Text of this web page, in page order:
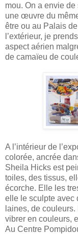
mou. On a envie
une œuvre du
être ou au Palais
l’extérieur, je
aspect aérien
de camaïeu de
A l’intérieur de
colorée, ancrée
Sheila Hicks est
toiles, des tissus,
écorche. Elle les
elle le sculpte avec
laines, de
vibrer en couleurs,
Au Centre